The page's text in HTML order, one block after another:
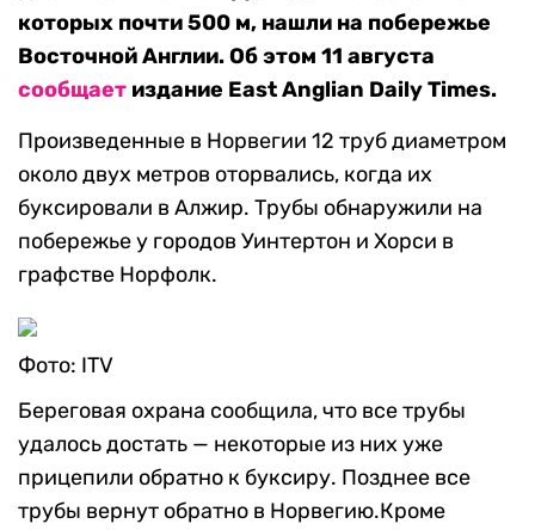
которых почти 500 м, нашли на побережье
Восточной Англии. Об этом 11 августа
сообщает издание East Anglian Daily Times.
Произведенные в Норвегии 12 труб диаметром
около двух метров оторвались, когда их
буксировали в Алжир. Трубы обнаружили на
побережье у городов Уинтертон и Хорси в
графстве Норфолк.
Фото: ITV
Береговая охрана сообщила, что все трубы
удалось достать — некоторые из них уже
прицепили обратно к буксиру. Позднее все
трубы вернут обратно в Норвегию.Кроме